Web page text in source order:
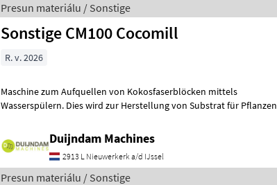
Presun materiálu / Sonstige
Sonstige CM100 Cocomill
R. v. 2026
Maschine zum Aufquellen von Kokosfaserblöcken mittels
Wasserspülern. Dies wird zur Herstellung von Substrat für Pflanzen
Duijndam Machines
2913 L Nieuwerkerk a/d IJssel
Presun materiálu / Sonstige